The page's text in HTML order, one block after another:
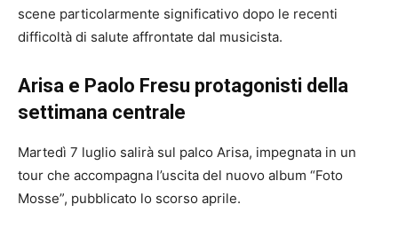
scene particolarmente significativo dopo le recenti
difficoltà di salute affrontate dal musicista.
Arisa e Paolo Fresu protagonisti della
settimana centrale
Martedì 7 luglio salirà sul palco Arisa, impegnata in un
tour che accompagna l’uscita del nuovo album “Foto
Mosse”, pubblicato lo scorso aprile.